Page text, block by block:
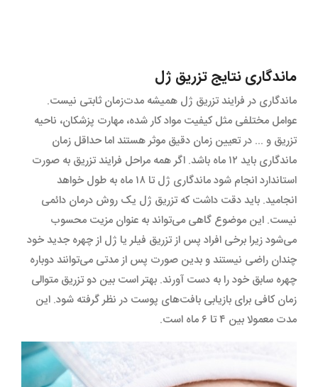
ماندگاری نتایج تزریق ژل
ماندگاری در فرایند تزریق ژل همیشه مدت‌زمان ثابتی نیست.
عوامل مختلفی مثل کیفیت مواد کار شده، مهارت پزشکان، ناحیه
تزریق و ... در تعیین زمان دقیق موثر هستند اما حداقل زمان
ماندگاری باید ۱۲ ماه باشد. اگر همه مراحل فرایند تزریق به صورت
استاندارد انجام شود ماندگاری ژل تا ۱۸ ماه به طول خواهد
انجامید. باید دقت داشت که تزریق ژل یک روش درمان دائمی
نیست. این موضوع گاهی می‌تواند به عنوان مزیت محسوب
می‌شود زیرا برخی افراد پس از تزریق فیلر یا ژل از چهره جدید خود
چندان راضی نیستند و بدین صورت پس از مدتی می‌توانند دوباره
چهره سابق خود را به دست آورند. بهتر است بین دو تزریق متوالی
زمان کافی برای بازیابی بافت‌های پوست در نظر گرفته شود. این
مدت معمولا بین ۴ تا ۶ ماه است.